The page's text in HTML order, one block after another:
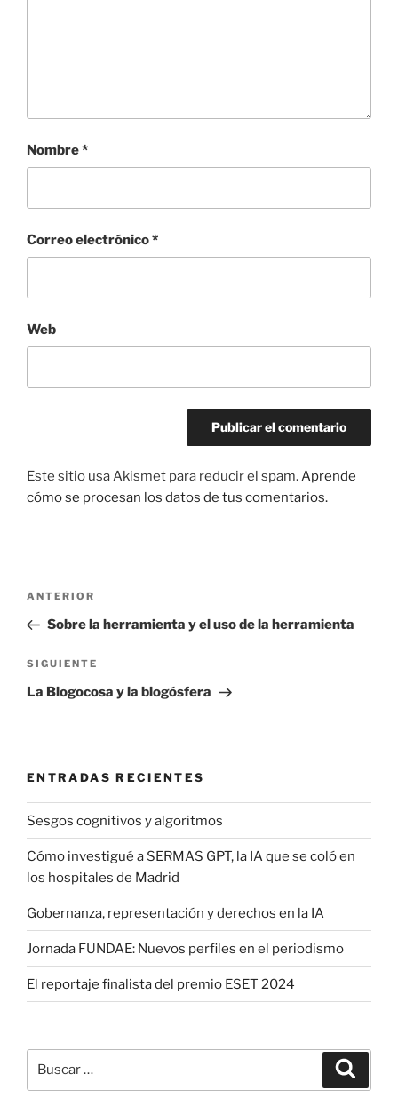
Nombre*
Correo electrónico*
Web
Este sitio usa Akismet para reducir el spam.Aprende
cómo se procesan los datos de tus comentarios.
Navegación
entradas
Entrada
anterior:
ANTERIOR
Sobre la herramienta y el uso de la herramienta
Siguiente
entrada
SIGUIENTE
La Blogocosa y la blogósfera
ENTRADAS RECIENTES
Sesgos cognitivos y algoritmos
Cómo investigué a SERMAS GPT, la IA que se coló en
los hospitales de Madrid
Gobernanza, representación y derechos en la IA
Jornada FUNDAE: Nuevos perfiles en el periodismo
El reportaje finalista del premio ESET 2024
por: